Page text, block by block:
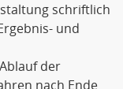
schriftlich
und
der
nach Ende